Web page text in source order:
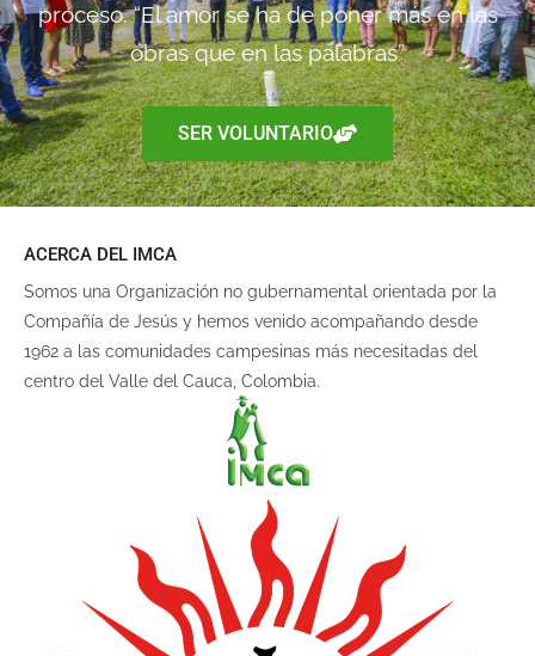
proceso. “El amor se ha de poner más en las
obras que en las palabras”
SER VOLUNTARIO
ACERCA DEL IMCA
Somos una Organización no gubernamental orientada por la
Compañía de Jesús y hemos venido acompañando desde
1962 a las comunidades campesinas más necesitadas del
centro del Valle del Cauca, Colombia.